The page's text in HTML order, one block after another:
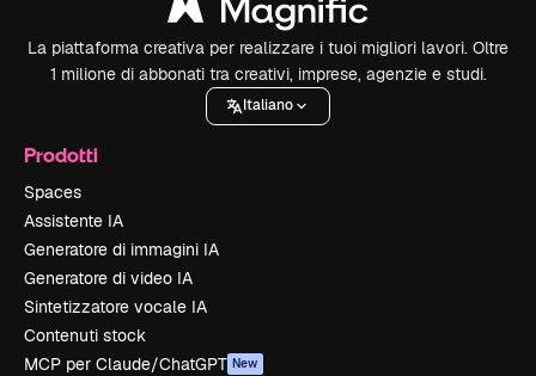
La piattaforma creativa per realizzare i tuoi migliori lavori. Oltre
1 milione di abbonati tra creativi, imprese, agenzie e studi.
Italiano
Prodotti
Spaces
Assistente IA
Generatore di immagini IA
Generatore di video IA
Sintetizzatore vocale IA
Contenuti stock
MCP per Claude/ChatGPT New